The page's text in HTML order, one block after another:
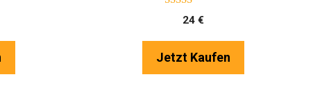
5.00
von 5
24€
Jetzt Kaufen